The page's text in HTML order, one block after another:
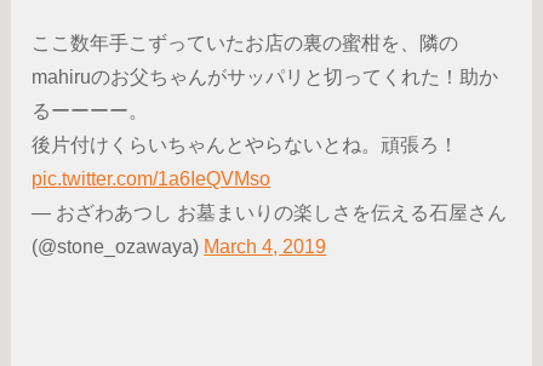
ここ数年手こずっていたお店の裏の蜜柑を、隣の
mahiruのお父ちゃんがサッパリと切ってくれた！助か
るーーーー。
後片付けくらいちゃんとやらないとね。頑張ろ！
pic.twitter.com/1a6IeQVMso
— おざわあつし お墓まいりの楽しさを伝える石屋さん
(@stone_ozawaya) March 4, 2019